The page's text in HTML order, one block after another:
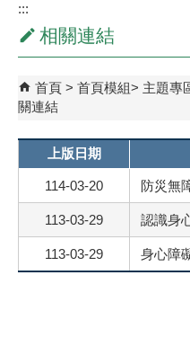
:::
相關連結
首頁 首頁模組 主題專
關連結
上版日期
114-03-20 防災無
113-03-29 認識身
113-03-29 身心障